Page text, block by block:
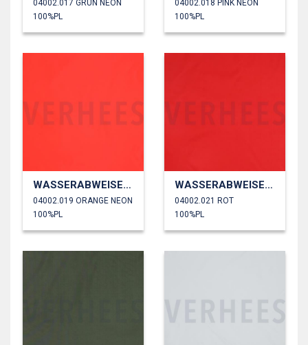
04002.017 GRÜN NEON
100%PL
04002.018 PINK NEON
100%PL
WASSERABWEISEND
04002.019 ORANGE NEON
100%PL
WASSERABWEISEND
04002.021 ROT
100%PL